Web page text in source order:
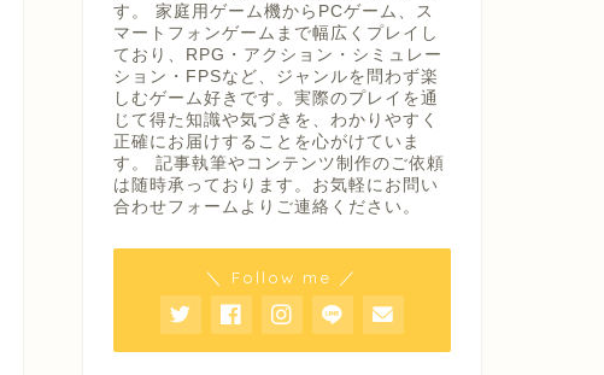
す。 家庭用ゲーム機からPCゲーム、ス
マートフォンゲームまで幅広くプレイし
ており、RPG・アクション・シミュレー
ション・FPSなど、ジャンルを問わず楽
しむゲーム好きです。実際のプレイを通
じて得た知識や気づきを、わかりやすく
正確にお届けすることを心がけていま
す。 記事執筆やコンテンツ制作のご依頼
は随時承っております。お気軽にお問い
合わせフォームよりご連絡ください。
＼ Follow me ／